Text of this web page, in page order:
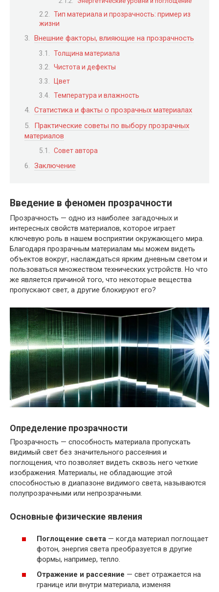
Тип материала и прозрачность: пример из
жизни
Внешние факторы, влияющие на прозрачность
Толщина материала
Чистота и дефекты
Цвет
Температура и влажность
Статистика и факты о прозрачных материалах
Практические советы по выбору прозрачных
материалов
Совет автора
Заключение
Введение в феномен прозрачности
Прозрачность — одно из наиболее загадочных и
интересных свойств материалов, которое играет
ключевую роль в нашем восприятии окружающего мира.
Благодаря прозрачным материалам мы можем видеть
объектов вокруг, наслаждаться ярким дневным светом и
пользоваться множеством технических устройств. Но что
же является причиной того, что некоторые вещества
пропускают свет, а другие блокируют его?
Определение прозрачности
Прозрачность — способность материала пропускать
видимый свет без значительного рассеяния и
поглощения, что позволяет видеть сквозь него четкие
изображения. Материалы, не обладающие этой
способностью в диапазоне видимого света, называются
полупрозрачными или непрозрачными.
Основные физические явления
Поглощение света — когда материал поглощает
фотон, энергия света преобразуется в другие
формы, например, тепло.
Отражение и рассеяние — свет отражается на
границе или внутри материала, изменяя